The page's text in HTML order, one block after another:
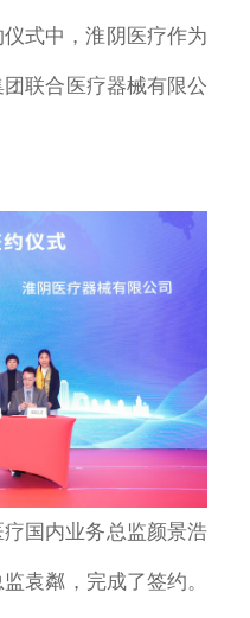
式中，淮阴医疗作为
联合医疗器械有限公
国内业务总监颜景浩
袁粼，完成了签约。